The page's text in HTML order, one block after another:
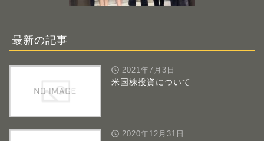
最新の記事
2021年7月3日
米国株投資について
2020年12月31日